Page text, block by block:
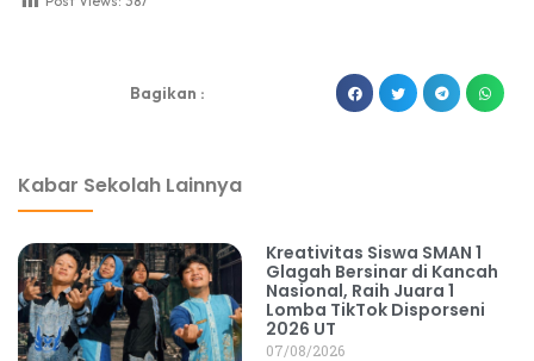
Bagikan :
Kabar Sekolah Lainnya
Kreativitas Siswa SMAN 1
Glagah Bersinar di Kancah
Nasional, Raih Juara 1
Lomba TikTok Disporseni
2026 UT
07/08/2026